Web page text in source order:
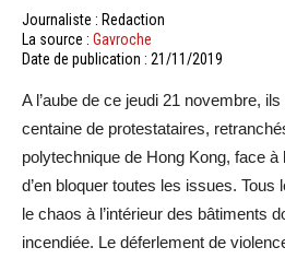
Journaliste : Redaction
La source : Gavroche
Date de publication : 21/11/2019
A l’aube de ce jeudi 21 novembre,
centaine de protestataires,
polytechnique de Hong Kong, face à
d’en bloquer toutes les issues.
le chaos à l’intérieur des bâtiments
incendiée. Le déferlement de